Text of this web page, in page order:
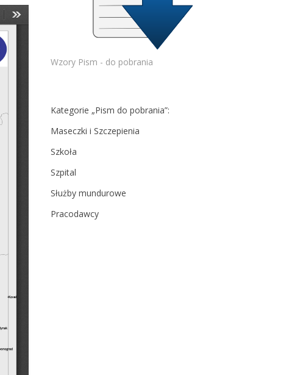
Wzory Pism - do pobrania
Kategorie „Pism do pobrania”:
Maseczki i Szczepienia
Szkoła
Szpital
Służby mundurowe
Pracodawcy